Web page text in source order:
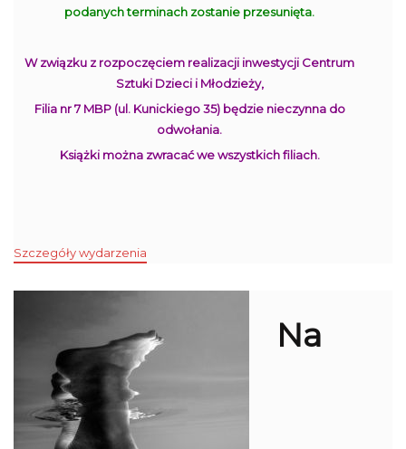
podanych terminach zostanie przesunięta.
W związku z rozpoczęciem realizacji inwestycji Centrum
Sztuki Dzieci i Młodzieży,
Filia nr 7 MBP (ul. Kunickiego 35) będzie nieczynna do
odwołania.
Książki można zwracać we wszystkich filiach.
Szczegóły wydarzenia
Na